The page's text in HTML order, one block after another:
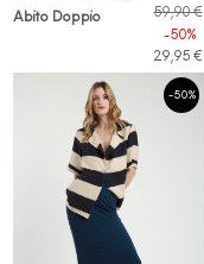
Abito Doppio
59,90 €
-50%
29,95 €
-50%